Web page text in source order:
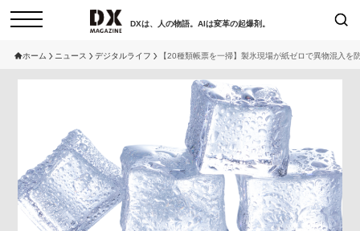
DXは、人の物語。AIは変革の起爆剤。
インタビュー
ニュース
サービスメニュー 日本オムニチャネル協会
トップページ
特集
動画
検索
現在開催予定のセミナー
セミナー
ホーム ニュース デジタルライフ 【20種類帳票を一掃】製氷現場が紙ゼロで異物混入を